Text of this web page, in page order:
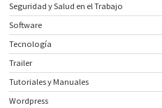
Seguridad y Salud en el Trabajo
Software
Tecnología
Trailer
Tutoriales y Manuales
Wordpress